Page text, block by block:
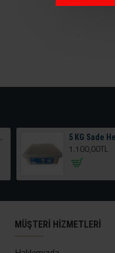
HELVA 5 KG Sade
1.100,00TL
MÜŞTERI HIZMETLERI